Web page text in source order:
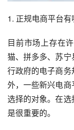
1. 正规电商平台有
目前市场上存在
猫、拼多多、苏
行政府的电子商
外，一些新兴电
选择的对象。在
是很重要的。